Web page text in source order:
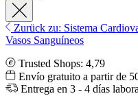
Zurück zu: Sistema
Vasos Sanguíneos
Trusted Shops: 4,79
Envío gratuito a partir de
Entrega en 3 - 4 días